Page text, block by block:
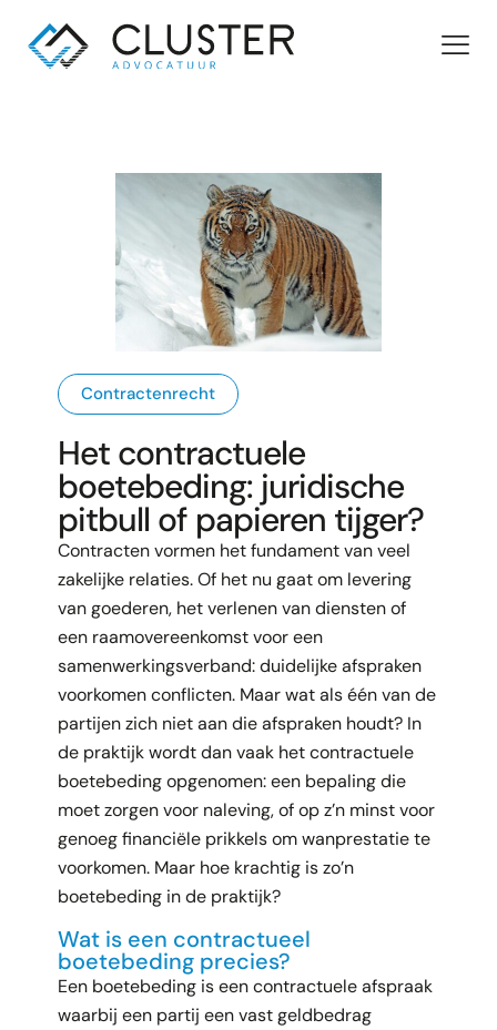
Contractenrecht
Het contractuele
boetebeding: juridische
pitbull of papieren tijger?
Contracten vormen het fundament van veel
zakelijke relaties. Of het nu gaat om levering
van goederen, het verlenen van diensten of
een raamovereenkomst voor een
samenwerkingsverband: duidelijke afspraken
voorkomen conflicten. Maar wat als één van de
partijen zich niet aan die afspraken houdt? In
de praktijk wordt dan vaak het contractuele
boetebeding opgenomen: een bepaling die
moet zorgen voor naleving, of op z’n minst voor
genoeg financiële prikkels om wanprestatie te
voorkomen. Maar hoe krachtig is zo’n
boetebeding in de praktijk?
Wat is een contractueel
boetebeding precies?
Een boetebeding is een contractuele afspraak
waarbij een partij een vast geldbedrag